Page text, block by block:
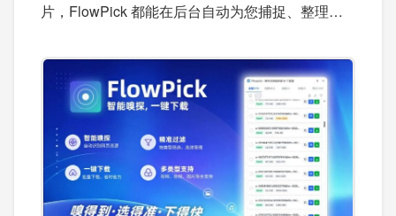
片，FlowPick 都能在后台自动为您捕捉、整理并
烦恼。